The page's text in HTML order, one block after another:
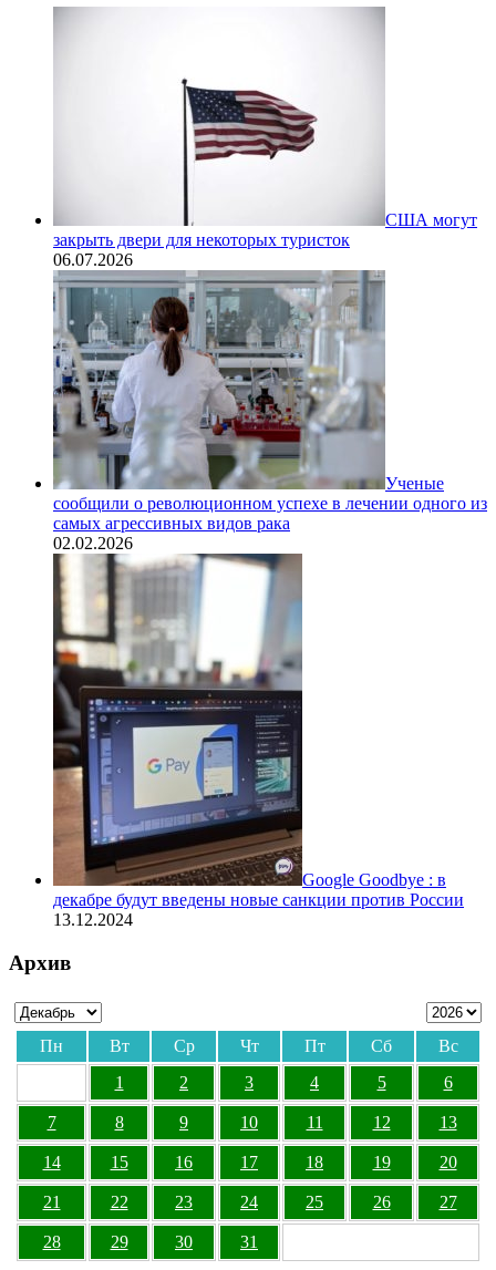
США могут
закрыть двери для некоторых туристок
06.07.2026
Ученые
сообщили о революционном успехе в лечении одного из
самых агрессивных видов рака
02.02.2026
Google Goodbye : в
декабре будут введены новые санкции против России
13.12.2024
Архив
Пн Вт Ср Чт Пт Сб
Вс
1
2 3 4 5 6
7 8 9 10 11 12 13
14 15 16 17 18 19 20
21 22 23 24 25 26 27
28 29 30 31